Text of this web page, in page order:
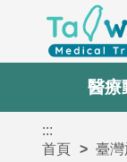
醫療
:::
首頁
臺